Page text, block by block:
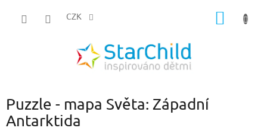
CZK
Puzzle - mapa Světa: Západní
Antarktida